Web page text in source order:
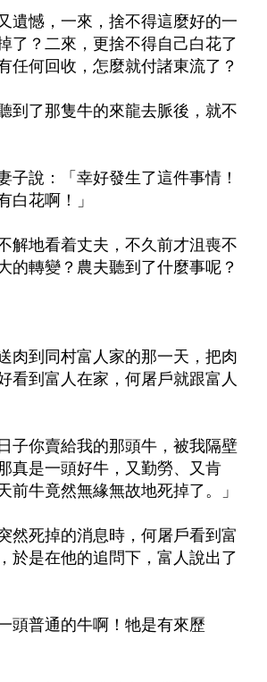
遺憾，一來，捨不得這麼好的一
了？二來，更捨不得自己白花了
任何回收，怎麼就付諸東流了？
到了那隻牛的來龍去脈後，就不
子說：「幸好發生了這件事情！
白花啊！」
解地看着丈夫，不久前才沮喪不
的轉變？農夫聽到了什麼事呢？
肉到同村富人家的那一天，把肉
看到富人在家，何屠戶就跟富人
子你賣給我的那頭牛，被我隔壁
真是一頭好牛，又勤勞、又肯
前牛竟然無緣無故地死掉了。」
然死掉的消息時，何屠戶看到富
於是在他的追問下，富人說出了
頭普通的牛啊！牠是有來歷